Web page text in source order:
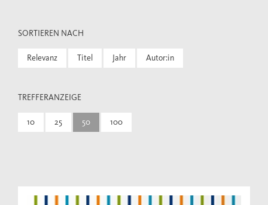
SORTIEREN NACH
Relevanz Titel Jahr Autor:in
TREFFERANZEIGE
10 25 50 100